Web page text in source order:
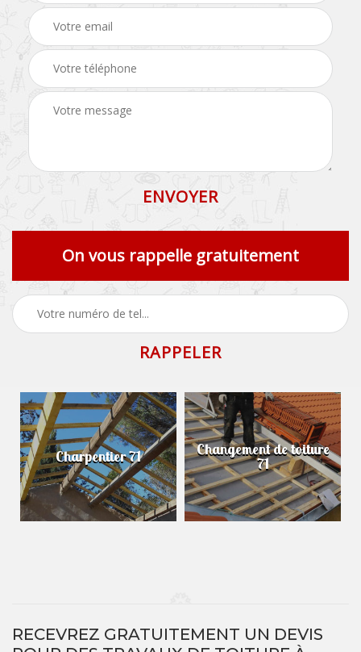
On vous rappelle gratuitement
Charpentier 71 Changement de toiture
71
RECEVREZ GRATUITEMENT UN DEVIS